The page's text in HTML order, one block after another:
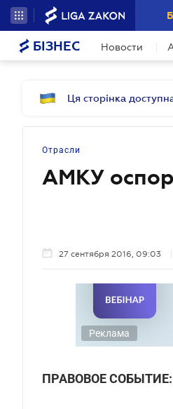
БІЗНЕС Новости
Ця сторінка
Отрасли
АМКУ
27 сентября 2016, 09:03
Реклама
ПРАВОВОЕ СОБЫТИЕ: